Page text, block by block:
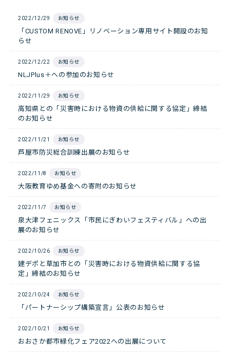
2022/12/29 お知らせ
「CUSTOM RENOVE」リノベーション専用サイト開設のお知
らせ
2022/12/22 お知らせ
NLJPlus＋への参加のお知らせ
2022/11/29 お知らせ
高知県との「災害時における物資の供給に関する協定」締結
のお知らせ
2022/11/21 お知らせ
芦屋市防災総合訓練出展のお知らせ
2022/11/8 お知らせ
大阪教育ゆめ基金への寄附のお知らせ
2022/11/7 お知らせ
泉大津フェニックス「市民にぎわいフェスティバル」への出
展のお知らせ
2022/10/26 お知らせ
建デポと草加市との「災害時における物資供給に関する協
定」締結のお知らせ
2022/10/24 お知らせ
「パートナーシップ構築宣言」公表のお知らせ
2022/10/21 お知らせ
おおさか都市緑化フェア2022への出展について